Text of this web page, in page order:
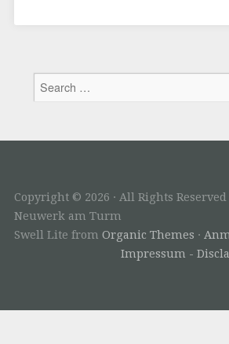
Copyright © 2026 · All Rights
Neuwerk am Turm
Swell Lite from Organic Themes ·
Impressum -